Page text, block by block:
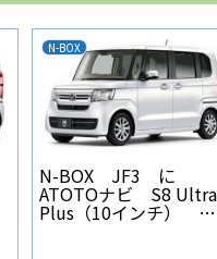
N-BOX
N-BOX JF3 に
ATOTOナビ S8 Ultra
Plus（10インチ） を
取り付けた